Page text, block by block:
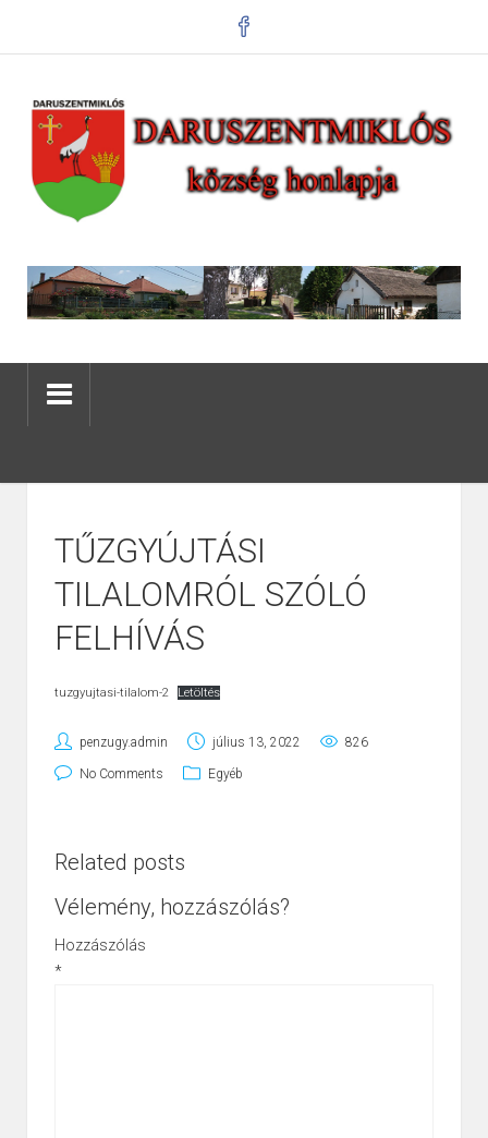
TŰZGYÚJTÁSI
TILALOMRÓL SZÓLÓ
FELHÍVÁS
tuzgyujtasi-tilalom-2 Letöltés
penzugy.admin július 13, 2022 826
No Comments Egyéb
Related posts
Vélemény, hozzászólás?
Hozzászólás
*